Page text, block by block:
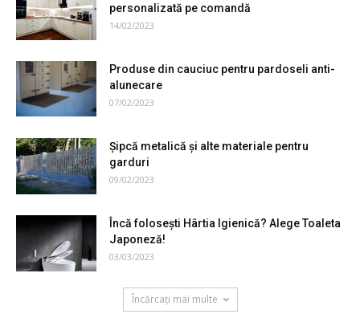
personalizată pe comandă
14/02/2023
Produse din cauciuc pentru pardoseli anti-
alunecare
07/02/2023
Şipcă metalică şi alte materiale pentru
garduri
09/02/2023
Încă folosești Hârtia Igienică? Alege Toaleta
Japoneză!
03/03/2023
Încărcați mai multe